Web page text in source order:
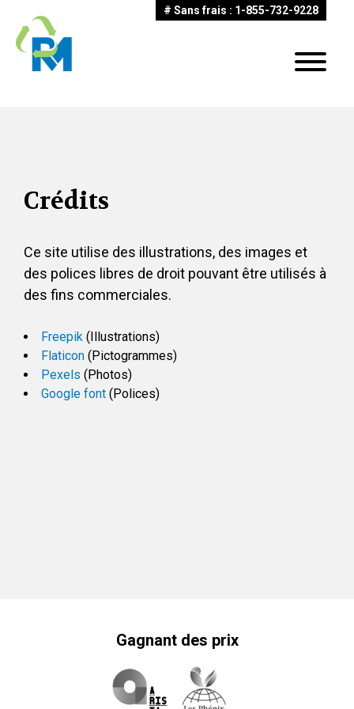
# Sans frais : 1-855-732-9228
Crédits
Ce site utilise des illustrations, des images et
des polices libres de droit pouvant être utilisés à
des fins commerciales.
Freepik (Illustrations)
Flaticon (Pictogrammes)
Pexels (Photos)
Google font (Polices)
Gagnant des prix